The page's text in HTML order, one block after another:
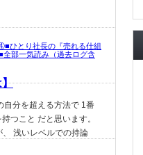
ひとり社長の『売れる仕組
部一気読み（過去ログ含
分を超える方法で 1番
つこと だと思います。
浅いレベルでの持論